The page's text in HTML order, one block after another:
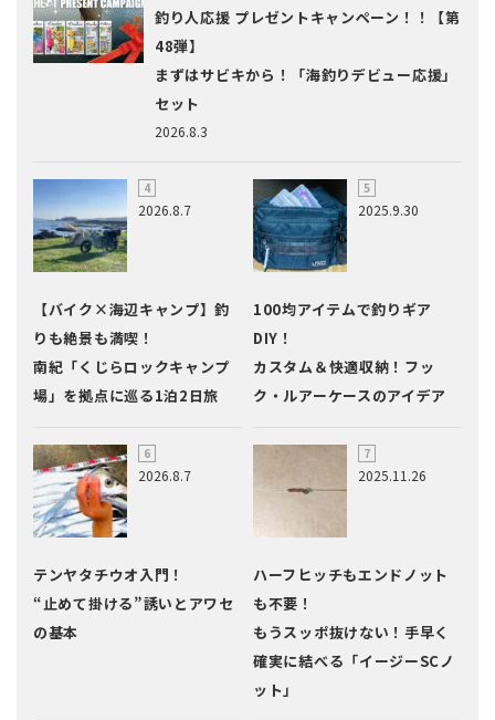
2026.8.3
釣り人応援 プレゼントキャンペーン！！【第
48弾】
まずはサビキから！「海釣りデビュー応援」
セット
2026.8.7
【バイク×海辺キャンプ】釣
りも絶景も満喫！
南紀「くじらロックキャンプ
場」を拠点に巡る1泊2日旅
2025.9.30
100均アイテムで釣りギア
DIY！
カスタム＆快適収納！フッ
ク・ルアーケースのアイデア
2026.8.7
テンヤタチウオ入門！
“止めて掛ける”誘いとアワセ
の基本
2025.11.26
ハーフヒッチもエンドノット
も不要！
もうスッポ抜けない！手早く
確実に結べる「イージーSCノ
ット」